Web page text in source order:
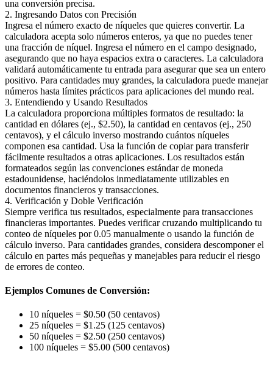
una conversión precisa.
2. Ingresando Datos con Precisión
Ingresa el número exacto de níqueles que quieres convertir. La
calculadora acepta solo números enteros, ya que no puedes tener
una fracción de níquel. Ingresa el número en el campo designado,
asegurando que no haya espacios extra o caracteres. La calculadora
validará automáticamente tu entrada para asegurar que sea un entero
positivo. Para cantidades muy grandes, la calculadora puede manejar
números hasta límites prácticos para aplicaciones del mundo real.
3. Entendiendo y Usando Resultados
La calculadora proporciona múltiples formatos de resultado: la
cantidad en dólares (ej., $2.50), la cantidad en centavos (ej., 250
centavos), y el cálculo inverso mostrando cuántos níqueles
componen esa cantidad. Usa la función de copiar para transferir
fácilmente resultados a otras aplicaciones. Los resultados están
formateados según las convenciones estándar de moneda
estadounidense, haciéndolos inmediatamente utilizables en
documentos financieros y transacciones.
4. Verificación y Doble Verificación
Siempre verifica tus resultados, especialmente para transacciones
financieras importantes. Puedes verificar cruzando multiplicando tu
conteo de níqueles por 0.05 manualmente o usando la función de
cálculo inverso. Para cantidades grandes, considera descomponer el
cálculo en partes más pequeñas y manejables para reducir el riesgo
de errores de conteo.
Ejemplos Comunes de Conversión:
10 níqueles = $0.50 (50 centavos)
25 níqueles = $1.25 (125 centavos)
50 níqueles = $2.50 (250 centavos)
100 níqueles = $5.00 (500 centavos)